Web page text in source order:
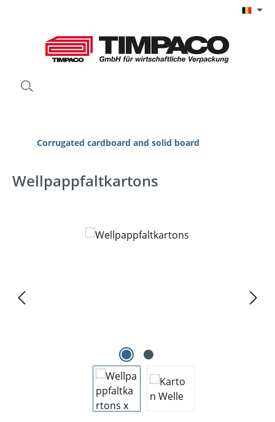
Corrugated cardboard and solid board
Wellpappfaltkartons
Afbeeldingengalerij overslaan